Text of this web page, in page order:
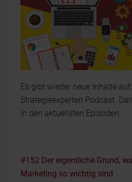
Es gibt wieder neue Inhalte
Strategieexperten Podcast.
in den aktuellsten Episoden:
#152 Der eigentliche Grund,
Marketing so wichtig sind